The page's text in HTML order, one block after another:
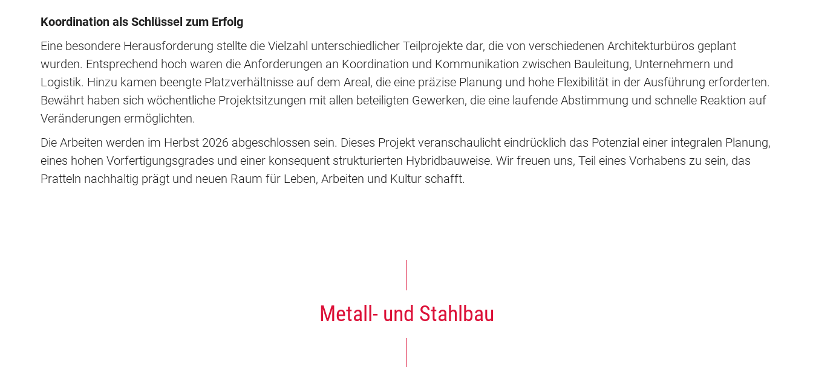
Koordination als Schlüssel zum Erfolg
Eine besondere Herausforderung stellte die Vielzahl unterschiedlicher Teilprojekte dar, die von verschiedenen Architekturbüros geplant
wurden. Entsprechend hoch waren die Anforderungen an Koordination und Kommunikation zwischen Bauleitung, Unternehmern und
Logistik. Hinzu kamen beengte Platzverhältnisse auf dem Areal, die eine präzise Planung und hohe Flexibilität in der Ausführung erforderten.
Bewährt haben sich wöchentliche Projektsitzungen mit allen beteiligten Gewerken, die eine laufende Abstimmung und schnelle Reaktion auf
Veränderungen ermöglichten.
Die Arbeiten werden im Herbst 2026 abgeschlossen sein. Dieses Projekt veranschaulicht eindrücklich das Potenzial einer integralen Planung,
eines hohen Vorfertigungsgrades und einer konsequent strukturierten Hybridbauweise. Wir freuen uns, Teil eines Vorhabens zu sein, das
Pratteln nachhaltig prägt und neuen Raum für Leben, Arbeiten und Kultur schafft.
Metall- und Stahlbau